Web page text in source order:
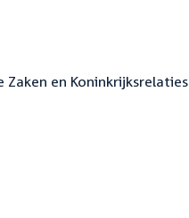
Zaken en Koninkrijksrelaties